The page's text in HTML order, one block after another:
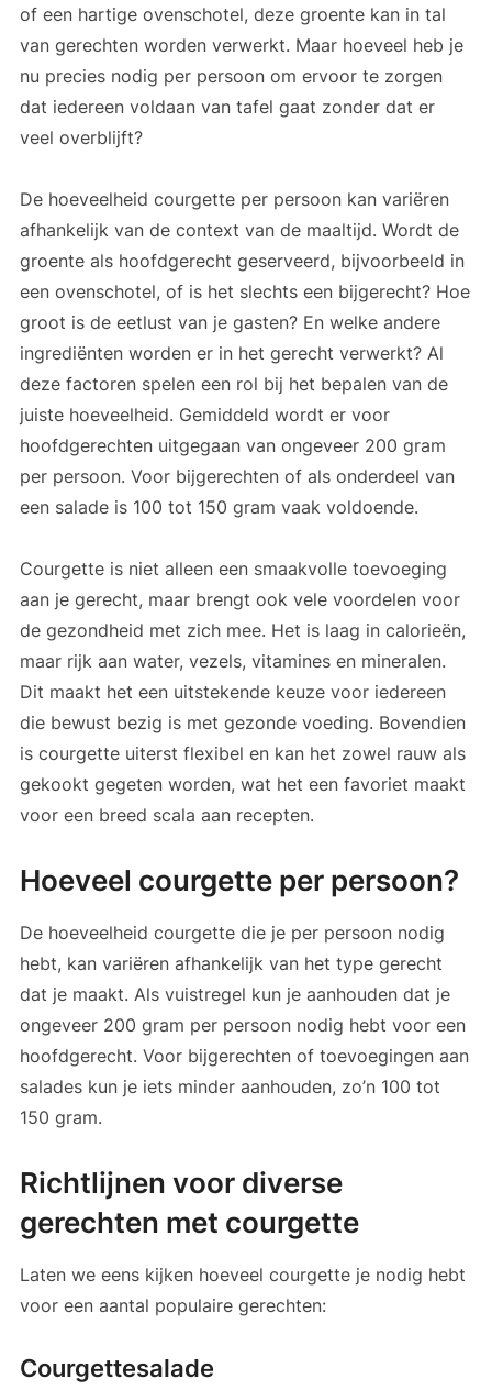
of een hartige ovenschotel, deze groente kan in tal
van gerechten worden verwerkt. Maar hoeveel heb je
nu precies nodig per persoon om ervoor te zorgen
dat iedereen voldaan van tafel gaat zonder dat er
veel overblijft?
De hoeveelheid courgette per persoon kan variëren
afhankelijk van de context van de maaltijd. Wordt de
groente als hoofdgerecht geserveerd, bijvoorbeeld in
een ovenschotel, of is het slechts een bijgerecht? Hoe
groot is de eetlust van je gasten? En welke andere
ingrediënten worden er in het gerecht verwerkt? Al
deze factoren spelen een rol bij het bepalen van de
juiste hoeveelheid. Gemiddeld wordt er voor
hoofdgerechten uitgegaan van ongeveer 200 gram
per persoon. Voor bijgerechten of als onderdeel van
een salade is 100 tot 150 gram vaak voldoende.
Courgette is niet alleen een smaakvolle toevoeging
aan je gerecht, maar brengt ook vele voordelen voor
de gezondheid met zich mee. Het is laag in calorieën,
maar rijk aan water, vezels, vitamines en mineralen.
Dit maakt het een uitstekende keuze voor iedereen
die bewust bezig is met gezonde voeding. Bovendien
is courgette uiterst flexibel en kan het zowel rauw als
gekookt gegeten worden, wat het een favoriet maakt
voor een breed scala aan recepten.
Hoeveel courgette per persoon?
De hoeveelheid courgette die je per persoon nodig
hebt, kan variëren afhankelijk van het type gerecht
dat je maakt. Als vuistregel kun je aanhouden dat je
ongeveer 200 gram per persoon nodig hebt voor een
hoofdgerecht. Voor bijgerechten of toevoegingen aan
salades kun je iets minder aanhouden, zo’n 100 tot
150 gram.
Richtlijnen voor diverse
gerechten met courgette
Laten we eens kijken hoeveel courgette je nodig hebt
voor een aantal populaire gerechten:
Courgettesalade